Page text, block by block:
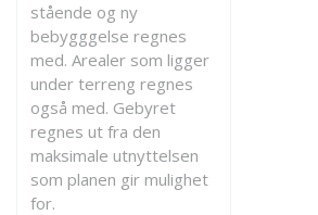
stående og ny
bebygggelse regnes
med. Arealer som ligger
under terreng regnes
også med. Gebyret
regnes ut fra den
maksimale utnyttelsen
som planen gir mulighet
for.